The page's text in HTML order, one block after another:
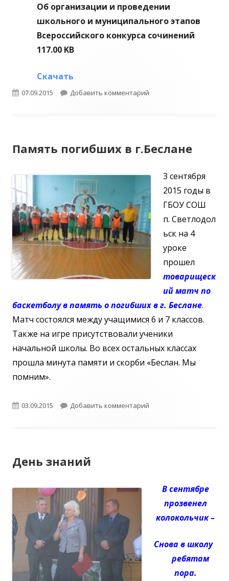
Об организации и проведении
школьного и муниципального этапов
Всероссийского конкурса сочинений
117.00 KB
Скачать
Опубликовано
07.09.2015 Добавить комментарий
Память погибших в г.Беслане
3 сентября
2015 годы в
ГБОУ СОШ
п. Светлодол
ьск на 4
уроке
прошел
товарищеск
ий матч по
баскетболу в память о погибших в г. Беслане.
Матч состоялся между учащимися 6 и 7 классов.
Также на игре присутствовали ученики
начальной школы. Во всех остальных классах
прошла минута памяти и скорби «Беслан. Мы
помним».
Опубликовано
03.09.2015 Добавить комментарий
День знаний
В сентябре
прозвенел
колокольчик –
Снова в школу
ребятам
пора.